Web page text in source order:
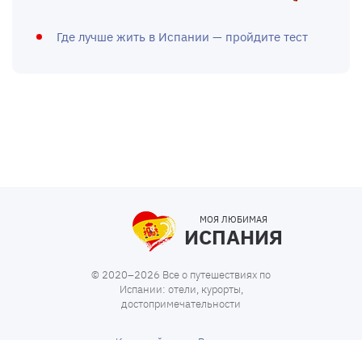
Где лучше жить в Испании — пройдите тест
МОЯ ЛЮБИМАЯ
ИСПАНИЯ
© 2020–2026 Все о путешествиях по
Испании: отели, курорты,
достопримечательности